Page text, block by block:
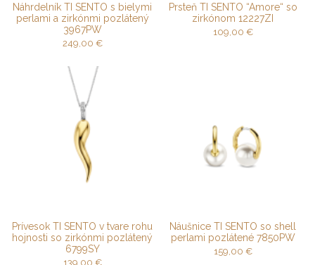
Náhrdelník TI SENTO s bielymi
perlami a zirkónmi pozlátený
3967PW
249,00 €
Prsteň TI SENTO “Amore“ so
zirkónom 12227ZI
109,00 €
Prívesok TI SENTO v tvare rohu
hojnosti so zirkónmi pozlátený
6799SY
139,00 €
Náušnice TI SENTO so shell
perlami pozlátené 7850PW
159,00 €